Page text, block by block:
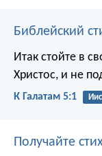
Библейский
Итак стойте в
Христос, и не
К Галатам 5:1
Получайте